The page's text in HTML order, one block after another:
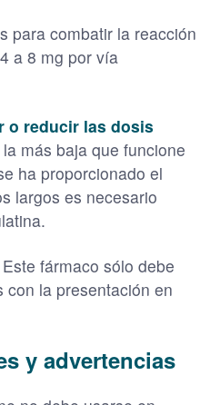
para combatir la reacción
a 8 mg por vía
o reducir las dosis
más baja que funcione
ha proporcionado el
largos es necesario
Este fármaco sólo debe
la presentación en
y advertencias